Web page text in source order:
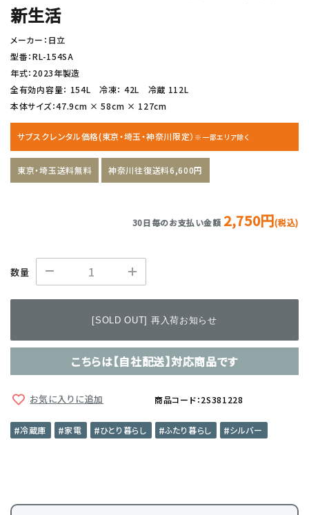
新生活
メーカー：日立
型番：RL-154SA
年式：2023年製造
全有効内容量： 154L 冷凍： 42L 冷蔵 112L
本体サイズ：47.9cm × 58cm × 127cm
サブスクレンタル価格(東京・埼玉・神奈川限定） ※一部エリア除く
東京・埼玉送料無料 神奈川往復送料6,600円
30日毎のお支払い金額 2,750円(税込)
数量
[SOLD OUT] 再入荷お知らせ
こちらは【自社配送】対応商品です
お気に入りに追加 商品コード：2S381228
冷蔵庫 家電 ひとり暮らし ふたり暮らし シルバー